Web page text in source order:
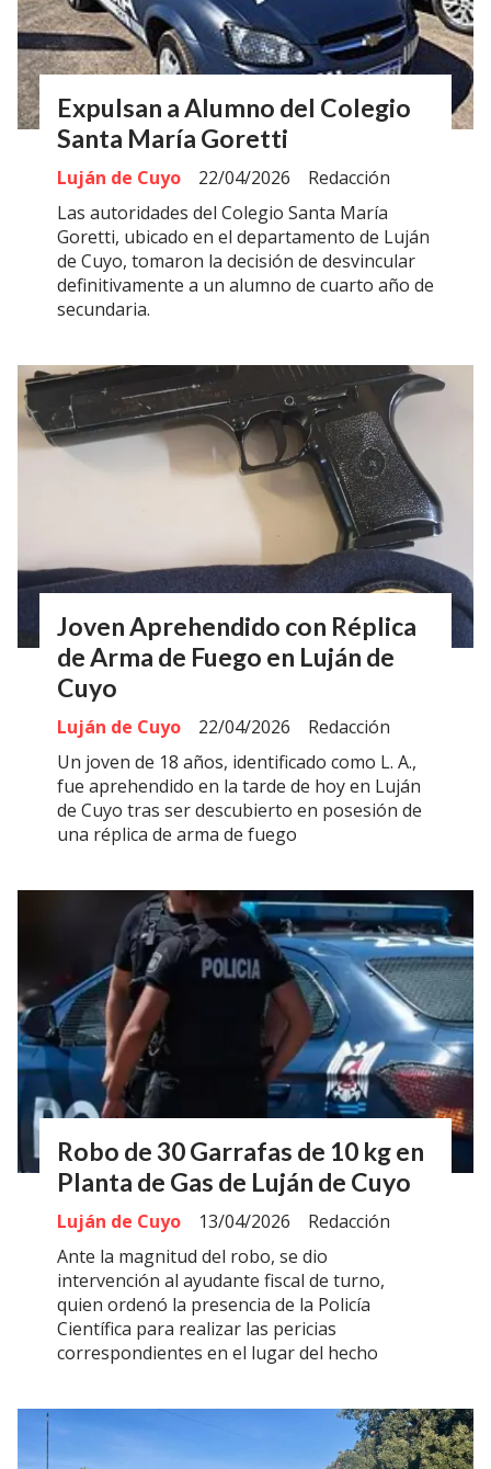
Expulsan a Alumno del Colegio
Santa María Goretti
Redacción
Luján de Cuyo
22/04/2026
Las autoridades del Colegio Santa María
Goretti, ubicado en el departamento de Luján
de Cuyo, tomaron la decisión de desvincular
definitivamente a un alumno de cuarto año de
secundaria.
Joven Aprehendido con Réplica
de Arma de Fuego en Luján de
Cuyo
Redacción
Luján de Cuyo
22/04/2026
Un joven de 18 años, identificado como L. A.,
fue aprehendido en la tarde de hoy en Luján
de Cuyo tras ser descubierto en posesión de
una réplica de arma de fuego
Robo de 30 Garrafas de 10 kg en
Planta de Gas de Luján de Cuyo
Redacción
Luján de Cuyo
13/04/2026
Ante la magnitud del robo, se dio
intervención al ayudante fiscal de turno,
quien ordenó la presencia de la Policía
Científica para realizar las pericias
correspondientes en el lugar del hecho